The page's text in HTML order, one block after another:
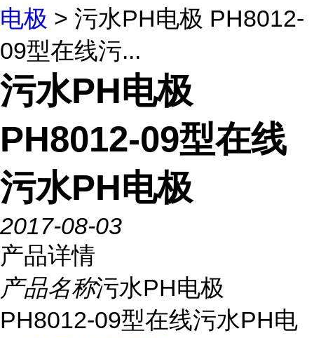
电极 > 污水PH电极 PH8012-
09型在线污...
污水PH电极
PH8012-09型在线
污水PH电极
2017-08-03
产品详情
产品名称污水PH电极
PH8012-09型在线污水PH电